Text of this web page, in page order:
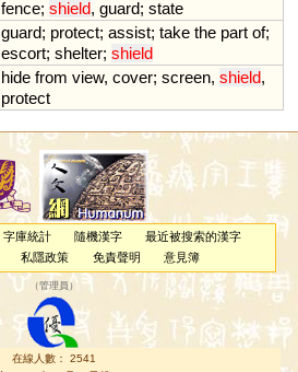
fence; shield, guard; state
guard; protect; assist; take the part of;
escort; shelter; shield
hide from view, cover; screen, shield,
protect
字庫統計 隨機漢字
最近被搜索的漢字
私隱政策 免責聲明 意見簿
（管理員 ）
在線人數： 2541